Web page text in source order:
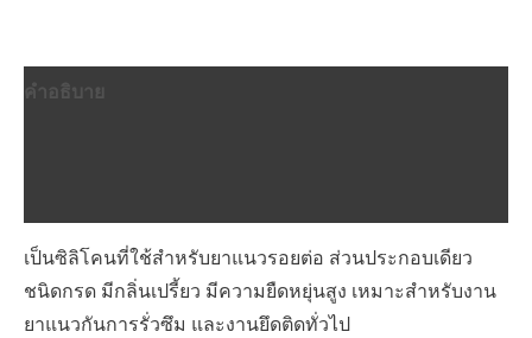
280ml.
คำอธิบาย
เป็นซิลิโคนที่ใช้สำหรับยาแนวรอยต่อ ส่วนประกอบเดียว
ชนิดกรด มีกลิ่นเปรี้ยว มีความยืดหยุ่นสูง เหมาะสำหรับงาน
ยาแนวกันการรั่วซึม และงานยึดติดทั่วไป